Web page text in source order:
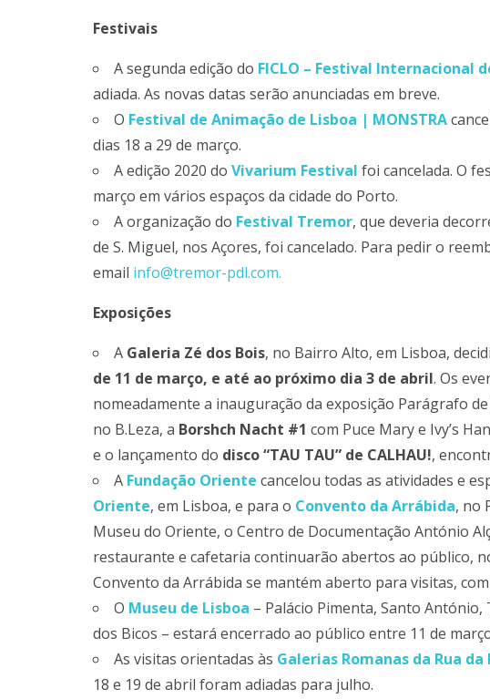
Festivais
A segunda edição do FICLO – Festival Internacional
adiada. As novas datas serão anunciadas em breve.
O Festival de Animação de Lisboa | MONSTRA
dias 18 a 29 de março.
A edição 2020 do Vivarium Festival foi cancelada. O
março em vários espaços da cidade do Porto.
A organização do Festival Tremor, que deveria
de S. Miguel, nos Açores, foi cancelado. Para pedir o
email info@tremor-pdl.com.
Exposições
A Galeria Zé dos Bois, no Bairro Alto, em Lisboa,
de 11 de março, e até ao próximo dia 3 de abril. Os
nomeadamente a inauguração da exposição Parágrafo
no B.Leza, a Borshch Nacht #1 com Puce Mary e Ivy’s
e o lançamento do disco “TAU TAU” de CALHAU!,
A Fundação Oriente cancelou todas as atividades e
Oriente, em Lisboa, e para o Convento da Arrábida, no
Museu do Oriente, o Centro de Documentação António
restaurante e cafetaria continuarão abertos ao público,
Convento da Arrábida se mantém aberto para visitas,
O Museu de Lisboa – Palácio Pimenta, Santo
dos Bicos – estará encerrado ao público entre 11 de
As visitas orientadas às Galerias Romanas da Rua da
18 e 19 de abril foram adiadas para julho.